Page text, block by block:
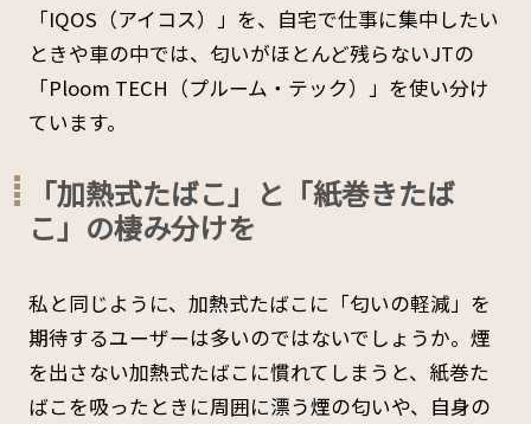
「IQOS（アイコス）」を、自宅で仕事に集中したい
ときや車の中では、匂いがほとんど残らないJTの
「Ploom TECH（プルーム・テック）」を使い分け
ています。
「加熱式たばこ」と「紙巻きたば
こ」の棲み分けを
私と同じように、加熱式たばこに「匂いの軽減」を
期待するユーザーは多いのではないでしょうか。煙
を出さない加熱式たばこに慣れてしまうと、紙巻た
ばこを吸ったときに周囲に漂う煙の匂いや、自身の